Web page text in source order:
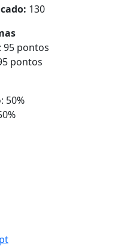
130
95 pontos
pontos
50%